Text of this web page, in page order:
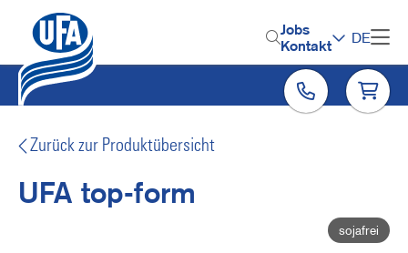
Inhalt
H
e
a
d
Jobs
Kontakt
DE
Zurück zur Produktübersicht
UFA top-form
sojafrei